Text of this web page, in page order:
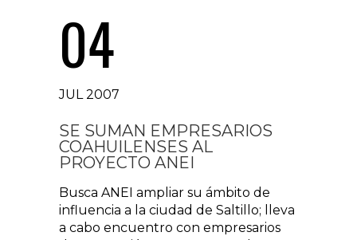
04
JUL 2007
SE SUMAN EMPRESARIOS
COAHUILENSES AL
PROYECTO ANEI
Busca ANEI ampliar su ámbito de
influencia a la ciudad de Saltillo; lleva
a cabo encuentro con empresarios